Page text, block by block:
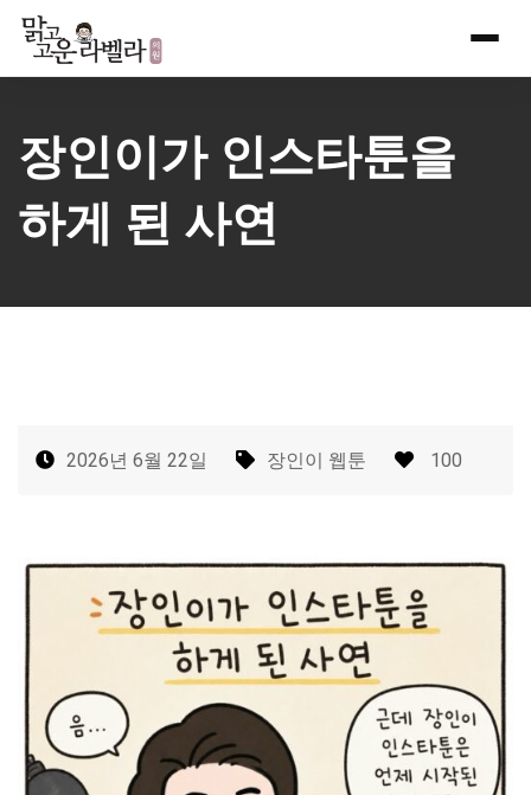
Skip
content
장인이가 인스타툰을
하게 된 사연
2026년 6월 22일 장인이 웹툰 100